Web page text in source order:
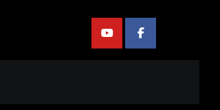
YoutubeFacebook